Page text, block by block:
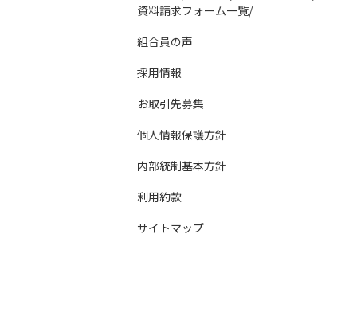
資料請求フォーム一覧/
組合員の声
採用情報
お取引先募集
個人情報保護方針
内部統制基本方針
利用約款
サイトマップ